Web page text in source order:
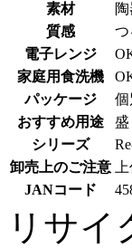
素材
質感
つ
電子レンジ
家庭用食洗機
パッケージ
個
おすすめ用途
シリーズ
卸売上のご注意
JANコード
リサイ